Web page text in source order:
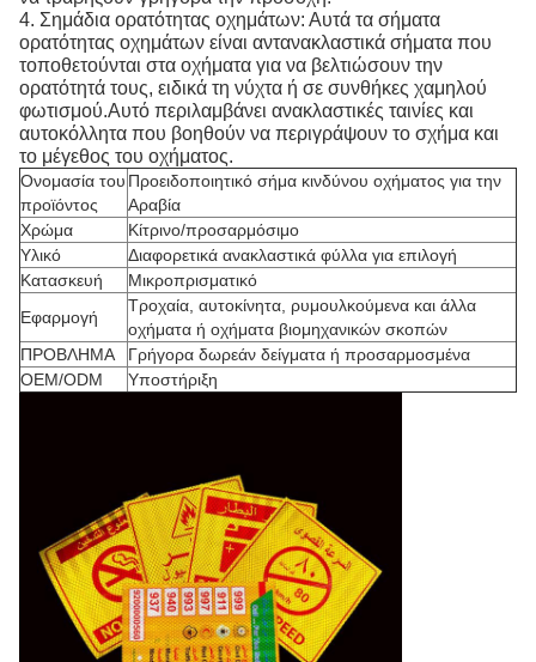
4. Σημάδια ορατότητας οχημάτων: Αυτά τα σήματα
ορατότητας οχημάτων είναι αντανακλαστικά σήματα που
τοποθετούνται στα οχήματα για να βελτιώσουν την
ορατότητά τους, ειδικά τη νύχτα ή σε συνθήκες χαμηλού
φωτισμού.Αυτό περιλαμβάνει ανακλαστικές ταινίες και
αυτοκόλλητα που βοηθούν να περιγράψουν το σχήμα και
το μέγεθος του οχήματος.
Ονομασία του
προϊόντος
Προειδοποιητικό σήμα κινδύνου οχήματος για την
Αραβία
Χρώμα
Κίτρινο/προσαρμόσιμο
Υλικό
Διαφορετικά ανακλαστικά φύλλα για επιλογή
Κατασκευή
Μικροπρισματικό
Εφαρμογή
Τροχαία, αυτοκίνητα, ρυμουλκούμενα και άλλα
οχήματα ή οχήματα βιομηχανικών σκοπών
ΠΡΟΒΛΗΜΑ
Γρήγορα δωρεάν δείγματα ή προσαρμοσμένα
OEM/ODM
Υποστήριξη